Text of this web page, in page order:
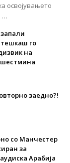
освојувањето
…
го
на
шестмина
заедно?!
со Манчестер
за
Арабија